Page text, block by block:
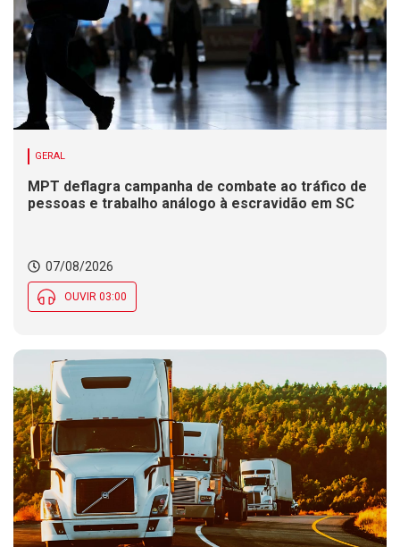
GERAL
MPT deflagra campanha de combate ao tráfico de
pessoas e trabalho análogo à escravidão em SC
07/08/2026
OUVIR 03:00